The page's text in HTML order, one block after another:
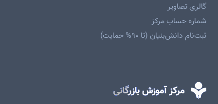
گالری تصاویر
شماره حساب مرکز
ثبت‌نام دانش‌بنیان (تا ۹۰% حمایت)